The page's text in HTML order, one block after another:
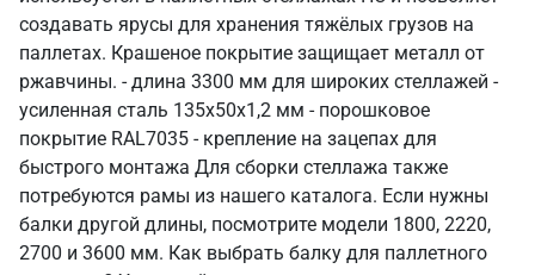
создавать ярусы для хранения тяжёлых грузов на
паллетах. Крашеное покрытие защищает металл от
ржавчины. - длина 3300 мм для широких стеллажей -
усиленная сталь 135х50х1,2 мм - порошковое
покрытие RAL7035 - крепление на зацепах для
быстрого монтажа Для сборки стеллажа также
потребуются рамы из нашего каталога. Если нужны
балки другой длины, посмотрите модели 1800, 2220,
2700 и 3600 мм. Как выбрать балку для паллетного